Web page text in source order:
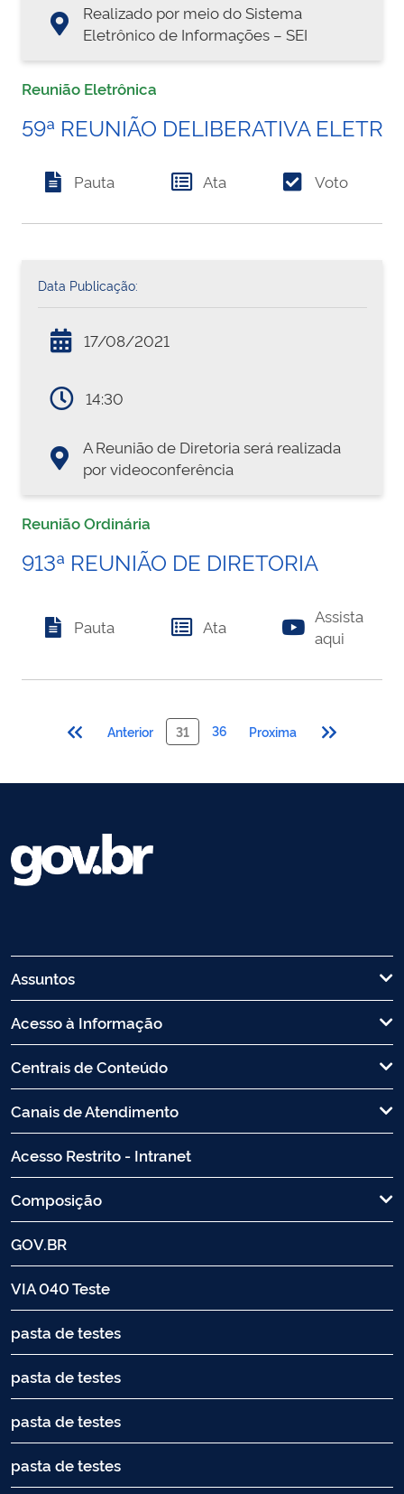
Realizado por meio do Sistema
Eletrônico de Informações – SEI
Reunião Eletrônica
59ª REUNIÃO DELIBERATIVA
Pauta Ata Voto
Data Publicação:
17/08/2021
14:30
A Reunião de Diretoria será realizada
por videoconferência
Reunião Ordinária
913ª REUNIÃO DE DIRETORIA
Pauta Ata
Assista
aqui
Anterior 31 36 Proxima
Assuntos
Acesso à Informação
Centrais de Conteúdo
Canais de Atendimento
Acesso Restrito - Intranet
Composição
GOV.BR
VIA 040 Teste
pasta de testes
pasta de testes
pasta de testes
pasta de testes